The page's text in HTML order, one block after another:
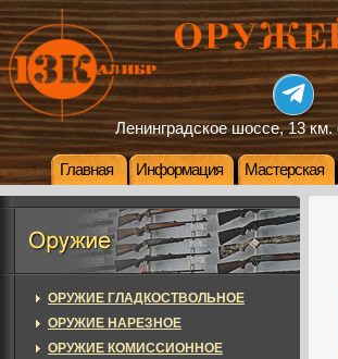
Ленинградское шоссе, 13
Главная Информация Мастерская
ОРУЖИЕ ГЛАДКОСТВОЛЬНОЕ
ОРУЖИЕ НАРЕЗНОЕ
ОРУЖИЕ КОМИССИОННОЕ